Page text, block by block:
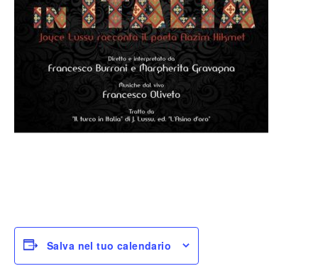
Salva nel tuo calendario